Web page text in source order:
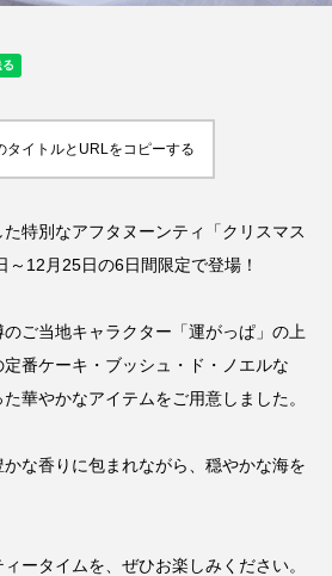
タイトルとURLをコピーする
特別なアフタヌーンティ「クリスマス
12月25日の6日間限定で登場！
ご当地キャラクター「運がっぱ」の上
番ケーキ・ブッシュ・ド・ノエルな
華やかなアイテムをご用意しました。
な香りに包まれながら、穏やかな海を
ータイムを、ぜひお楽しみください。